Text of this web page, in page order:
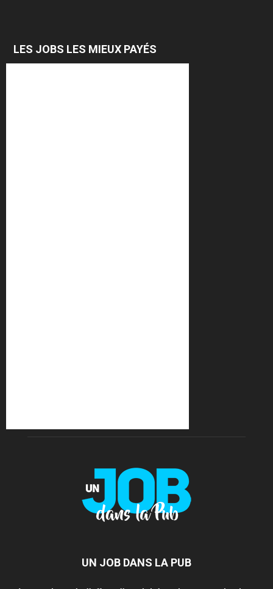
LES JOBS LES MIEUX PAYÉS
UN JOB DANS LA PUB